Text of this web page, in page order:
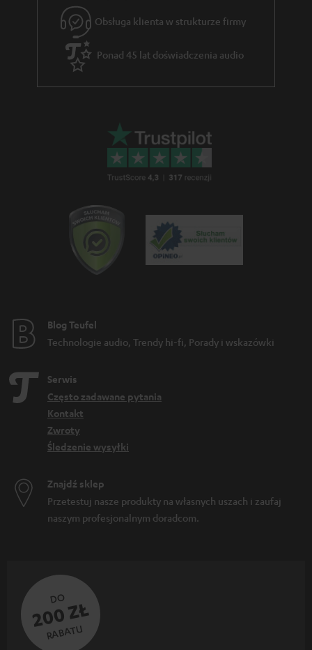
Obsługa klienta w strukturze firmy
Ponad 45 lat doświadczenia audio
Blog Teufel
Technologie audio, Trendy hi-fi, Porady i wskazówki
Serwis
Często zadawane pytania
Kontakt
Zwroty
Śledzenie wysyłki
Znajdź sklep
Przetestuj nasze produkty na własnych uszach i zaufaj
naszym profesjonalnym doradcom.
DO
200 ZŁ
RABATU